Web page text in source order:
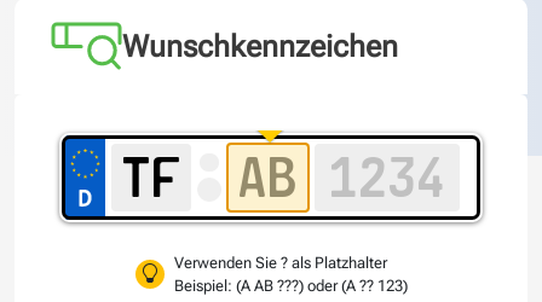
Wunschkennzeichen
Verwenden Sie ? als Platzhalter
Beispiel: (A AB ???) oder (A ?? 123)